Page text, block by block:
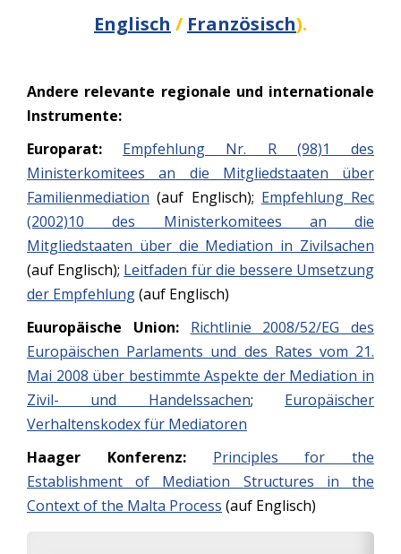
Englisch / Französisch).
Andere relevante regionale und internationale
Instrumente:
Europarat:
Empfehlung Nr. R (98)1 des
Ministerkomitees an die Mitgliedstaaten über
Familienmediation (auf Englisch); Empfehlung Rec
(2002)10 des Ministerkomitees an die
Mitgliedstaaten über die Mediation in Zivilsachen
(auf Englisch); Leitfaden für die bessere Umsetzung
der Empfehlung(auf Englisch)
Euuropäische Union: Richtlinie 2008/52/EG des
Europäischen Parlaments und des Rates vom 21.
Mai 2008 über bestimmte Aspekte der Mediation in
Zivil- und Handelssachen; Europäischer
Verhaltenskodex für Mediatoren
Haager Konferenz:
Principles for the
Establishment of Mediation Structures in the
Context of the Malta Process (auf Englisch)